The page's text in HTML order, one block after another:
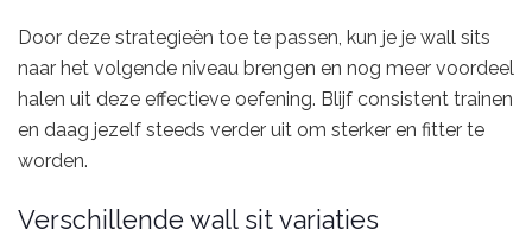
Door deze strategieën toe te passen, kun je je wall sits
naar het volgende niveau brengen en nog meer voordeel
halen uit deze effectieve oefening. Blijf consistent trainen
en daag jezelf steeds verder uit om sterker en fitter te
worden.
Verschillende wall sit variaties